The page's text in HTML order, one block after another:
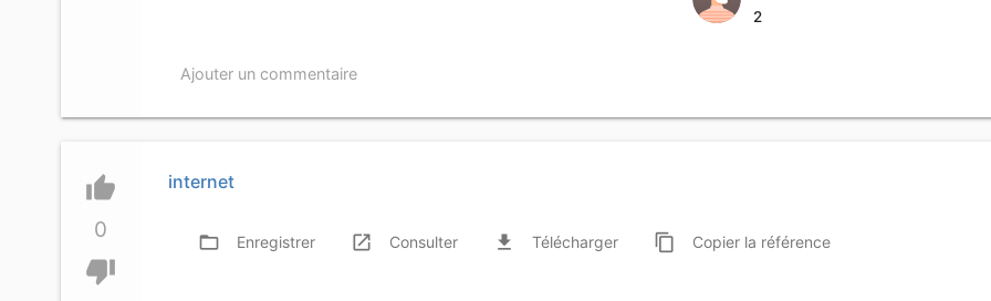
2
Ajouter un commentaire
thumb_up
0
thumb_down
internet
folder_open Enregistrer launch Consulter file_download Télécharger content_copy Copierla référence